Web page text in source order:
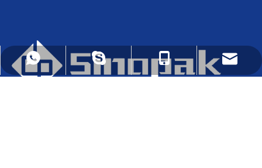
+86 - 13928032657
zhwld08
+86 - 13928032657
daniel.wu@sinopakelectric.com